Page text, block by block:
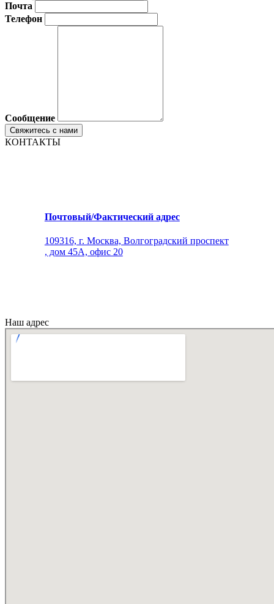
Почта
Телефон
Сообщение
КОНТАКТЫ
Почтовый/Фактический адрес
109316, г. Москва, Волгоградский проспект
, дом 45А, офис 20
Наш адрес